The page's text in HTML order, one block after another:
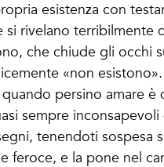
esistenza con
si rivelano terribilmente
che chiude gli occhi
«non
persino amare è
sempre
tenendoti sospesa
feroce, e la pone nel